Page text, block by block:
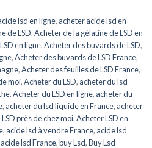
lsd en ligne, acheter acide lsd en
de LSD,Acheter de la gélatine de LSD en
en ligne,Acheter des buvards de LSD,
,Acheter des buvards de LSD France,
,Acheter des feuilles de LSD France,
moi,Acheter du LSD, acheter du lsd
,Acheter du LSD en ligne, acheter du
, acheter du lsd liquide en France, acheter
près de chez moi,Acheter LSD en
, acide lsd à vendre France, acide lsd
acide lsd France,buy Lsd,Buy Lsd